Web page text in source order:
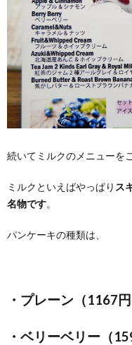
続いてミルクのメニューを
ミルクといえばやっぱり ス
名物です。
パンケーキの種類は、
・プレーン（1167円
・ベリーベリー（